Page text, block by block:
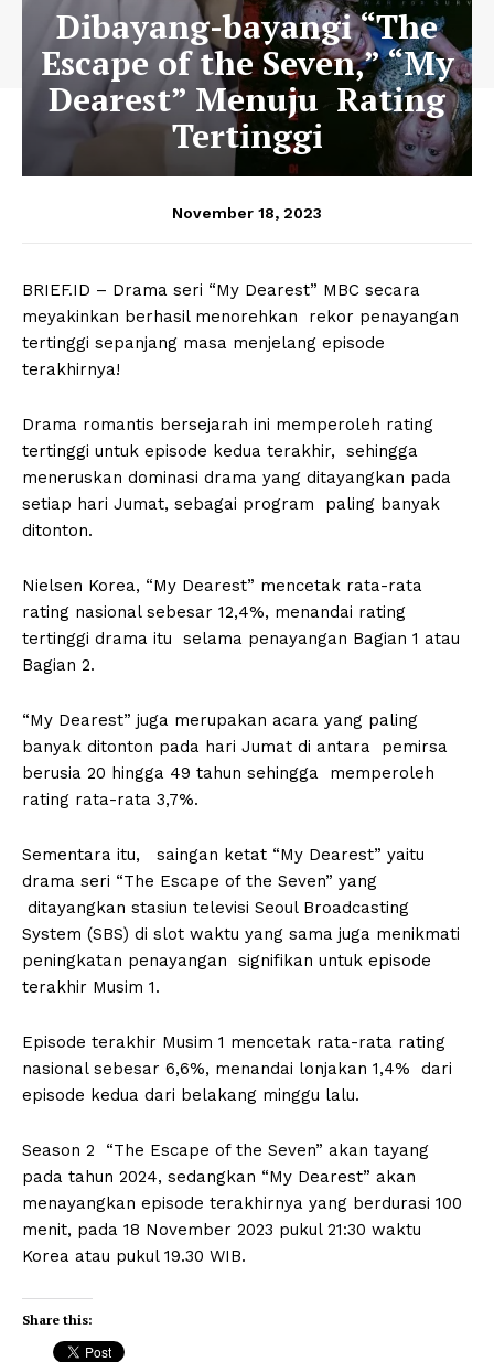
Dibayang-bayangi “The
Escape of the Seven,” “My
Dearest” Menuju Rating
Tertinggi
November 18, 2023
BRIEF.ID – Drama seri “My Dearest” MBC secara
meyakinkan berhasil menorehkan rekor penayangan
tertinggi sepanjang masa menjelang episode
terakhirnya!
Drama romantis bersejarah ini memperoleh rating
tertinggi untuk episode kedua terakhir, sehingga
meneruskan dominasi drama yang ditayangkan pada
setiap hari Jumat, sebagai program paling banyak
ditonton.
Nielsen Korea, “My Dearest” mencetak rata-rata
rating nasional sebesar 12,4%, menandai rating
tertinggi drama itu selama penayangan Bagian 1 atau
Bagian 2.
“My Dearest” juga merupakan acara yang paling
banyak ditonton pada hari Jumat di antara pemirsa
berusia 20 hingga 49 tahun sehingga memperoleh
rating rata-rata 3,7%.
Sementara itu, saingan ketat “My Dearest” yaitu
drama seri “The Escape of the Seven” yang
ditayangkan stasiun televisi Seoul Broadcasting
System (SBS) di slot waktu yang sama juga menikmati
peningkatan penayangan signifikan untuk episode
terakhir Musim 1.
Episode terakhir Musim 1 mencetak rata-rata rating
nasional sebesar 6,6%, menandai lonjakan 1,4% dari
episode kedua dari belakang minggu lalu.
Season 2 “The Escape of the Seven” akan tayang
pada tahun 2024, sedangkan “My Dearest” akan
menayangkan episode terakhirnya yang berdurasi 100
menit, pada 18 November 2023 pukul 21:30 waktu
Korea atau pukul 19.30 WIB.
Share this: